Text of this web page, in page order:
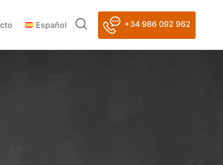
Español +34 986 092 962